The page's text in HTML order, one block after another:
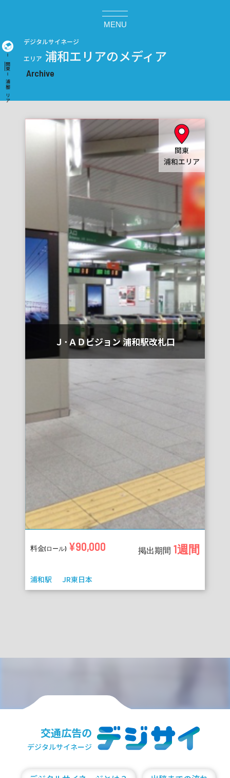
MENU
関東
浦和エリア
デジタルサイネージ
エリア 浦和エリアのメディア
Ｊ･ＡＤビジョン 浦和駅改札口
料金(ロール) ¥90,000 掲出期間 1週間
浦和駅 JR東日本
関東
浦和エリア
交通広告の
デジタルサイネージ